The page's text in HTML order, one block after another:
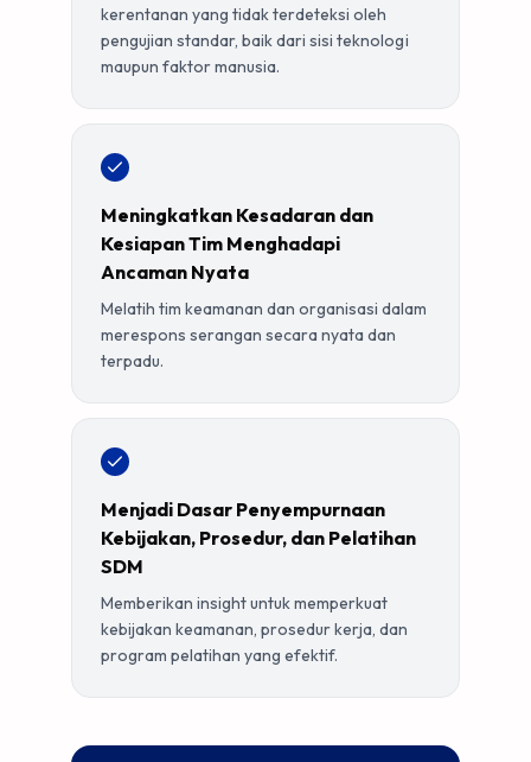
kerentanan yang tidak terdeteksi oleh
pengujian standar, baik dari sisi teknologi
maupun faktor manusia.
Meningkatkan Kesadaran dan
Kesiapan Tim Menghadapi
Ancaman Nyata
Melatih tim keamanan dan organisasi dalam
merespons serangan secara nyata dan
terpadu.
Menjadi Dasar Penyempurnaan
Kebijakan, Prosedur, dan Pelatihan
SDM
Memberikan insight untuk memperkuat
kebijakan keamanan, prosedur kerja, dan
program pelatihan yang efektif.